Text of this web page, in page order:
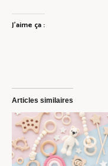
J’aime ça :
Articles similaires